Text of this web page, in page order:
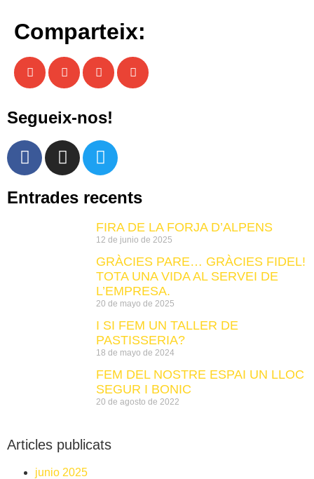
Comparteix:
Segueix-nos!
Entrades recents
FIRA DE LA FORJA D’ALPENS
12 de junio de 2025
GRÀCIES PARE… GRÀCIES FIDEL!
TOTA UNA VIDA AL SERVEI DE
L’EMPRESA.
20 de mayo de 2025
I SI FEM UN TALLER DE
PASTISSERIA?
18 de mayo de 2024
FEM DEL NOSTRE ESPAI UN LLOC
SEGUR I BONIC
20 de agosto de 2022
Articles publicats
junio 2025